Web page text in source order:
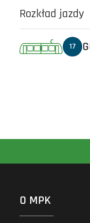
Rozkład jazdy
17
O MPK